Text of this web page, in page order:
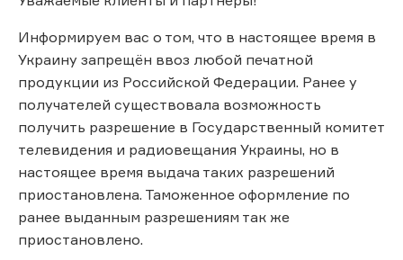
Информируем вас о том, что в настоящее время в
Украину запрещён ввоз любой печатной
продукции из Российской Федерации. Ранее у
получателей существовала возможность
получить разрешение в Государственный комитет
телевидения и радиовещания Украины, но в
настоящее время выдача таких разрешений
приостановлена. Таможенное оформление по
ранее выданным разрешениям так же
приостановлено.